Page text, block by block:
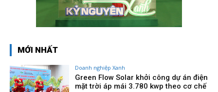
MỚI NHẤT
Doanh nghiệp Xanh
Green Flow Solar khởi công dự án điện
mặt trời áp mái 3.780 kwp theo cơ chế